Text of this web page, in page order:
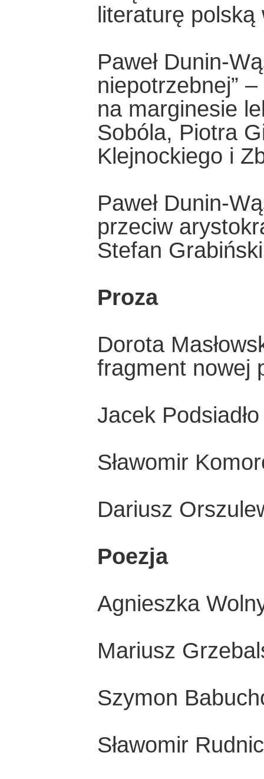
literaturę polską
Paweł Dunin-
niepotrzebnej” –
na marginesie
Sobóla, Piotra
Klejnockiego i
Paweł Dunin-
przeciw
Stefan
Proza
Dorota
fragment nowej
Jacek
Sławomir
Dariusz
Poezja
Agnieszka
Mariusz
Szymon
Sławomir